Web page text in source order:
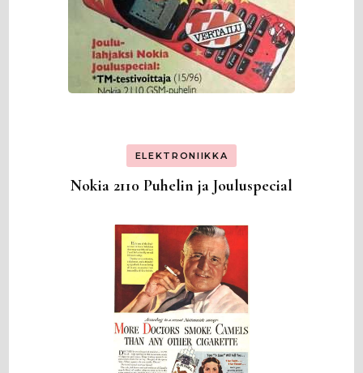
ELEKTRONIIKKA
Nokia 2110 Puhelin ja Jouluspecial